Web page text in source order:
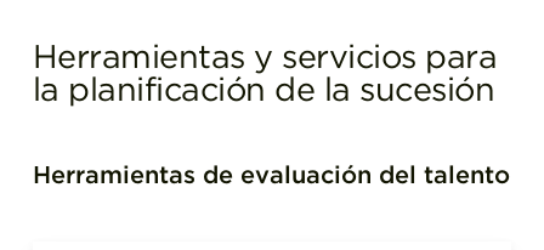
Herramientas y servicios para
la planificación de la sucesión
Herramientas de evaluación del talento